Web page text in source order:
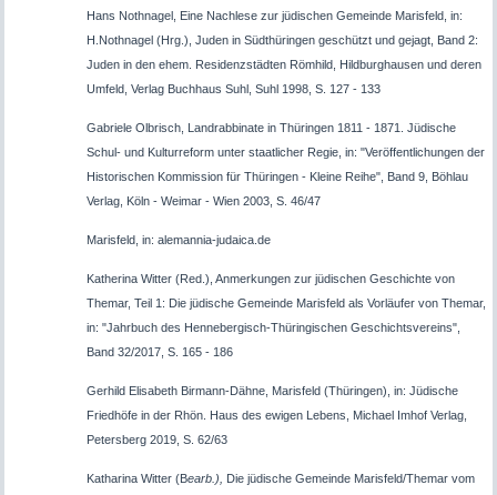
Hans Nothnagel, Eine Nachlese zur jüdischen Gemeinde Marisfeld, in:
H.Nothnagel (Hrg.), Juden in Südthüringen geschützt und gejagt, Band 2:
Juden in den ehem. Residenzstädten Römhild, Hildburghausen und deren
Umfeld, Verlag Buchhaus Suhl, Suhl 1998, S. 127 - 133
Gabriele Olbrisch, Landrabbinate in Thüringen 1811 - 1871. Jüdische
Schul- und Kulturreform unter staatlicher Regie, in: "Veröffentlichungen der
Historischen Kommission für Thüringen - Kleine Reihe", Band 9, Böhlau
Verlag, Köln - Weimar - Wien 2003, S. 46/47
Marisfeld, in: alemannia-judaica.de
Katherina Witter (Red.), Anmerkungen zur jüdischen Geschichte von
Themar, Teil 1: Die jüdische Gemeinde Marisfeld als Vorläufer von Themar,
in: "Jahrbuch des Hennebergisch-Thüringischen Geschichtsvereins",
Band 32/2017, S. 165 - 186
Gerhild Elisabeth Birmann-Dähne, Marisfeld (Thüringen), in: Jüdische
Friedhöfe in der Rhön. Haus des ewigen Lebens, Michael Imhof Verlag,
Petersberg 2019, S. 62/63
Katharina Witter (Bearb.), Die jüdische Gemeinde Marisfeld/Themar vom